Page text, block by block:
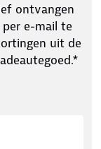
ontvangen
e-mail te
uit de